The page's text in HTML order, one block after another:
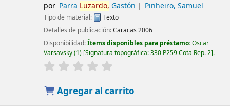
por Parra Luzardo, Gastón Pinheiro, Samuel
Tipo de material:
Texto
Detalles de publicación:Caracas 2006
Disponibilidad:Ítems disponibles para préstamo:Oscar
Varsavsky(1) Signatura topográfica:330 P259 Cota Rep. 2 .
Agregar al carrito